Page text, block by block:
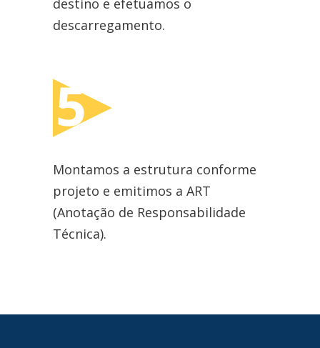
destino e efetuamos o
descarregamento.
Montamos a estrutura conforme
projeto e emitimos a ART
(Anotação de Responsabilidade
Técnica).